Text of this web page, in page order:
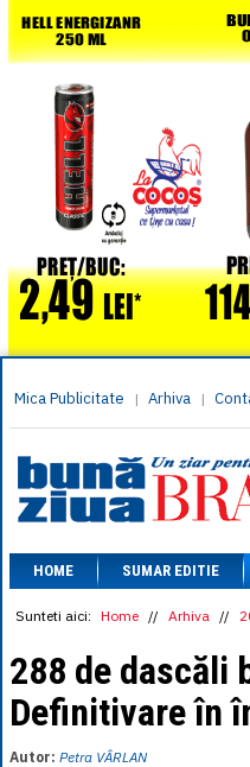
Mica Publicitate | Arhiva |
HOME SUMAR EDITIE
Sunteti aici: Home // Arhiva //
288 de dascăli
Definitivare în
Autor: Petra VÂRLAN